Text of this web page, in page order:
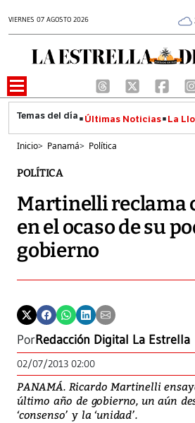
VIERNES 07 AGOSTO 2026
Últimas Noticias La
Inicio> Panamá> Política
POLÍTICA
Martinelli reclama
en el ocaso de su
gobierno
PorRedacción Digital La Estrella
02/07/2013 02:00
PANAMÁ. Ricardo Martinelli
último año de gobierno, un aún
‘consenso’ y la ‘unidad’.